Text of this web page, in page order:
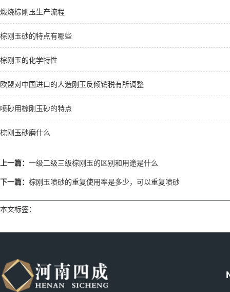
煅烧棕刚玉生产流程
棕刚玉砂的特点有哪些
棕刚玉的化学特性
欧盟对中国进口的人造刚玉反倾销税有所调整
喷砂用棕刚玉砂的特点
棕刚玉砂磨什么
上一篇： 一级二级三级棕刚玉的区别和用途是什么
下一篇： 棕刚玉喷砂的重复使用率是多少，可以重复喷砂
本文标签：